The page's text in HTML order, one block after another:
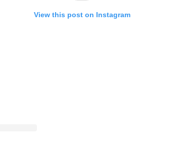
View this post on Instagram